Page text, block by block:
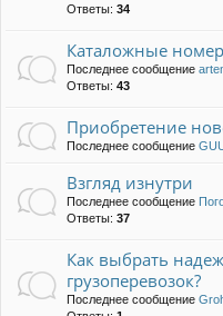
Ответы: 34
Каталожные
Последнее сообщение
Ответы: 43
Приобретение
Последнее сообщение
Взгляд изнутри
Последнее сообщение
Ответы: 37
Как выбрать
грузоперевозок?
Последнее сообщение